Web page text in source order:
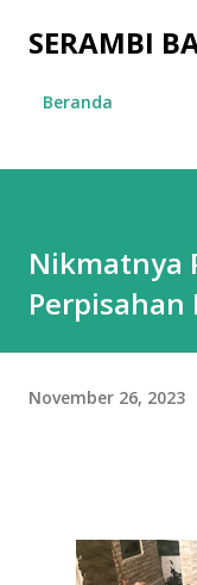
SERAMBI
Beranda
Nikmatnya
Perpisahan
November 26, 2023